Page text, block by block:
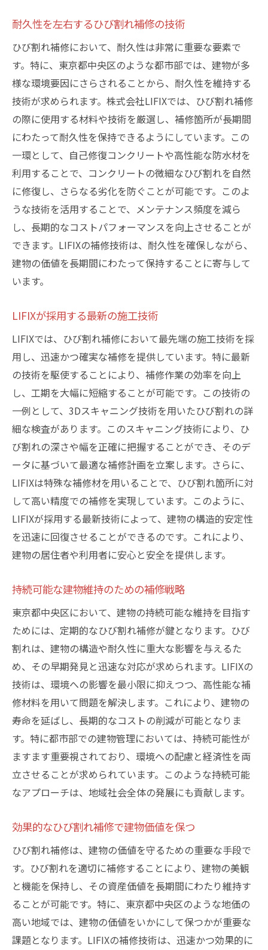
耐久性を左右するひび割れ補修の技術
ひび割れ補修において、耐久性は非常に重要な要素で
す。特に、東京都中央区のような都市部では、建物が多
様な環境要因にさらされることから、耐久性を維持する
技術が求められます。株式会社LIFIXでは、ひび割れ補修
の際に使用する材料や技術を厳選し、補修箇所が長期間
にわたって耐久性を保持できるようにしています。この
一環として、自己修復コンクリートや高性能な防水材を
利用することで、コンクリートの微細なひび割れを自然
に修復し、さらなる劣化を防ぐことが可能です。このよ
うな技術を活用することで、メンテナンス頻度を減ら
し、長期的なコストパフォーマンスを向上させることが
できます。LIFIXの補修技術は、耐久性を確保しながら、
建物の価値を長期間にわたって保持することに寄与して
います。
LIFIXが採用する最新の施工技術
LIFIXでは、ひび割れ補修において最先端の施工技術を採
用し、迅速かつ確実な補修を提供しています。特に最新
の技術を駆使することにより、補修作業の効率を向上
し、工期を大幅に短縮することが可能です。この技術の
一例として、3Dスキャニング技術を用いたひび割れの詳
細な検査があります。このスキャニング技術により、ひ
び割れの深さや幅を正確に把握することができ、そのデ
ータに基づいて最適な補修計画を立案します。さらに、
LIFIXは特殊な補修材を用いることで、ひび割れ箇所に対
して高い精度での補修を実現しています。このように、
LIFIXが採用する最新技術によって、建物の構造的安定性
を迅速に回復させることができるのです。これにより、
建物の居住者や利用者に安心と安全を提供します。
持続可能な建物維持のための補修戦略
東京都中央区において、建物の持続可能な維持を目指す
ためには、定期的なひび割れ補修が鍵となります。ひび
割れは、建物の構造や耐久性に重大な影響を与えるた
め、その早期発見と迅速な対応が求められます。LIFIXの
技術は、環境への影響を最小限に抑えつつ、高性能な補
修材料を用いて問題を解決します。これにより、建物の
寿命を延ばし、長期的なコストの削減が可能となりま
す。特に都市部での建物管理においては、持続可能性が
ますます重要視されており、環境への配慮と経済性を両
立させることが求められています。このような持続可能
なアプローチは、地域社会全体の発展にも貢献します。
効果的なひび割れ補修で建物価値を保つ
ひび割れ補修は、建物の価値を守るための重要な手段で
す。ひび割れを適切に補修することにより、建物の美観
と機能を保持し、その資産価値を長期間にわたり維持す
ることが可能です。特に、東京都中央区のような地価の
高い地域では、建物の価値をいかにして保つかが重要な
課題となります。LIFIXの補修技術は、迅速かつ効果的に